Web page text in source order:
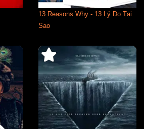
13 Reasons Why - 13 Lý Do Tại
Sao